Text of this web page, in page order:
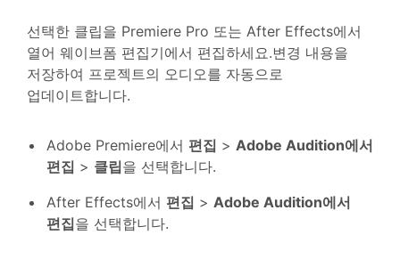
선택한 클립을 Premiere Pro 또는 After Effects에서
열어 웨이브폼 편집기에서 편집하세요.변경 내용을
저장하여 프로젝트의 오디오를 자동으로
업데이트합니다.
Adobe Premiere에서 편집 > Adobe Audition에서
편집 > 클립을 선택합니다.
After Effects에서 편집 > Adobe Audition에서
편집을 선택합니다.